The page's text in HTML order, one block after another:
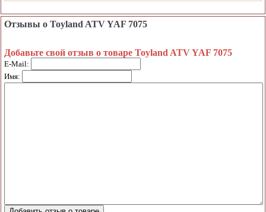
Отзывы о Toyland ATV YAF 7075
Добавьте свой отзыв о товаре Toyland ATV YAF 7075
E-Mail:
Имя: